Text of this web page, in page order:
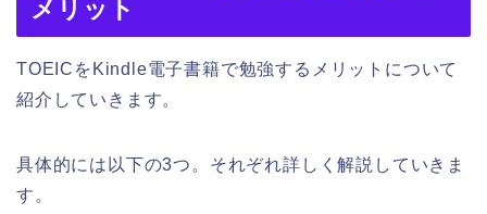
メリット
TOEICをKindle電子書籍で勉強するメリットについて
紹介していきます。
具体的には以下の3つ。それぞれ詳しく解説していきま
す。